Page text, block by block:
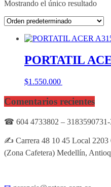
Mostrando el único resultado
PORTATIL
$1.550.000
Comentarios recientes
☎ 604 4733802 – 3183590731-
✍ Carrera 48 10 45 Local 2203
(Zona Cafetera) Medellín,